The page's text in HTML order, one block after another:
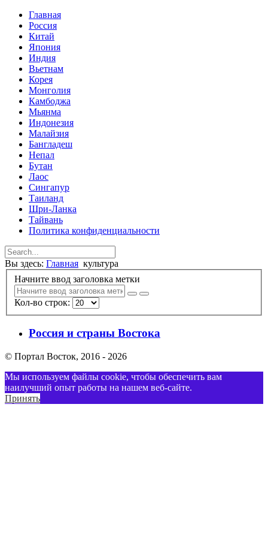
Главная
Россия
Китай
Япония
Индия
Вьетнам
Корея
Монголия
Камбоджа
Мьянма
Индонезия
Малайзия
Бангладеш
Непал
Бутан
Лаос
Сингапур
Таиланд
Шри-Ланка
Тайвань
Политика конфиденциальности
Вы здесь: Главная культура
Начните ввод заголовка метки
Кол-во строк:
Россия и страны Востока
© Портал Восток, 2016 - 2026
Мы используем файлы cookie, чтобы обеспечить вам
наилучший опыт работы на нашем веб-сайте.
Принять